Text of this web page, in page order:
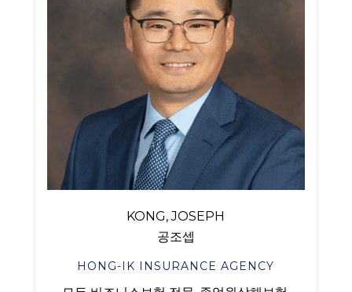
KONG, JOSEPH
공조셉
HONG-IK INSURANCE AGENCY